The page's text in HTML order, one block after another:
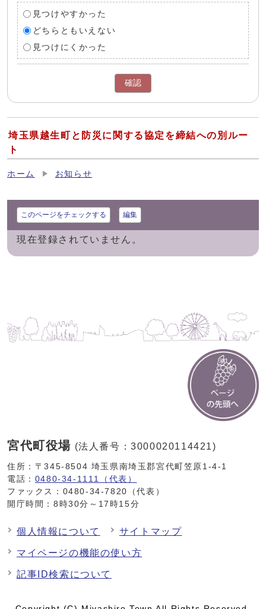
見つけやすかった
どちらともいえない
見つけにくかった
確認
埼玉県越生町と防災に関する協定を締結への別ルー
ト
ホーム お知らせ
このページをチェックする 編集
現在登録されていません。
宮代町役場 (法人番号：3000020114421)
住所：〒345-8504 埼玉県南埼玉郡宮代町笠原1-4-1
電話： 0480-34-1111（代表）
ファックス：0480-34-7820（代表）
開庁時間：8時30分～17時15分
個人情報について サイトマップ
マイページの機能の使い方
記事ID検索について